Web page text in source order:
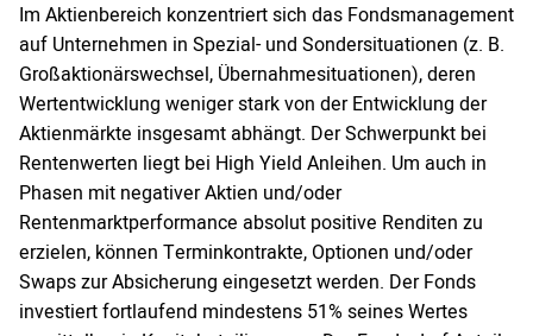
Im Aktienbereich konzentriert sich das Fondsmanagement
auf Unternehmen in Spezial- und Sondersituationen (z. B.
Großaktionärswechsel, Übernahmesituationen), deren
Wertentwicklung weniger stark von der Entwicklung der
Aktienmärkte insgesamt abhängt. Der Schwerpunkt bei
Rentenwerten liegt bei High Yield Anleihen. Um auch in
Phasen mit negativer Aktien und/oder
Rentenmarktperformance absolut positive Renditen zu
erzielen, können Terminkontrakte, Optionen und/oder
Swaps zur Absicherung eingesetzt werden. Der Fonds
investiert fortlaufend mindestens 51% seines Wertes